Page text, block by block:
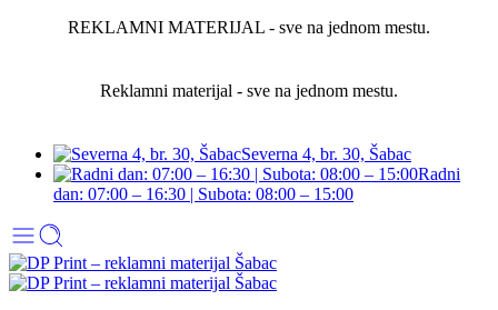
REKLAMNI MATERIJAL - sve na jednom mestu.
Reklamni materijal - sve na jednom mestu.
Severna 4, br. 30, Šabac
Radni
dan: 07:00 – 16:30 | Subota: 08:00 – 15:00